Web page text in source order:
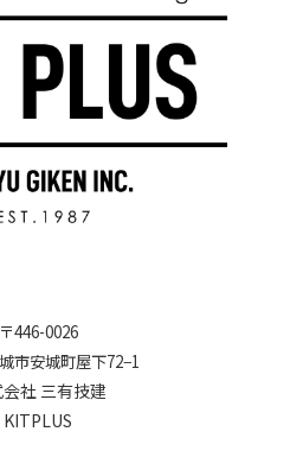
〒446-0026
市安城町屋下72−1
社 三有技建
KITPLUS